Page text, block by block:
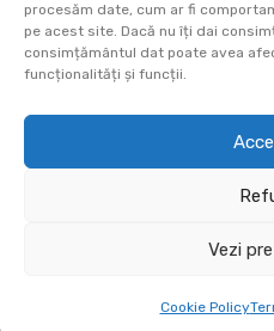
procesăm date, cum ar fi
pe acest site. Dacă nu îți dai
consimțământul dat poate avea
funcționalități și funcții.
Vezi
Cookie Policy
Retur
Metoda de plata